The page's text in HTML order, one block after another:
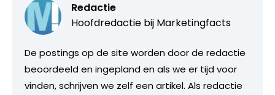
Redactie
Hoofdredactie bij Marketingfacts
De postings op de site worden door de redactie
beoordeeld en ingepland en als we er tijd voor
vinden, schrijven we zelf een artikel. Als redactie